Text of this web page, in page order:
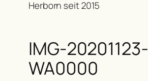
Herborn seit 2015
IMG-20201123-
WA0000